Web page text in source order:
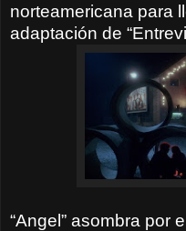
norteamericana para
adaptación de
“Angel” asombra por